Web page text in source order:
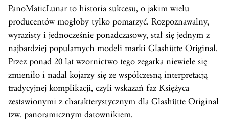
PanoMaticLunar to historia sukcesu, o jakim wielu
producentów mogłoby tylko pomarzyć. Rozpoznawalny,
wyrazisty i jednocześnie ponadczasowy, stał się jednym z
najbardziej popularnych modeli marki Glashütte Original.
Przez ponad 20 lat wzornictwo tego zegarka niewiele się
zmieniło i nadal kojarzy się ze współczesną interpretacją
tradycyjnej komplikacji, czyli wskazań faz Księżyca
zestawionymi z charakterystycznym dla Glashütte Original
tzw. panoramicznym datownikiem.